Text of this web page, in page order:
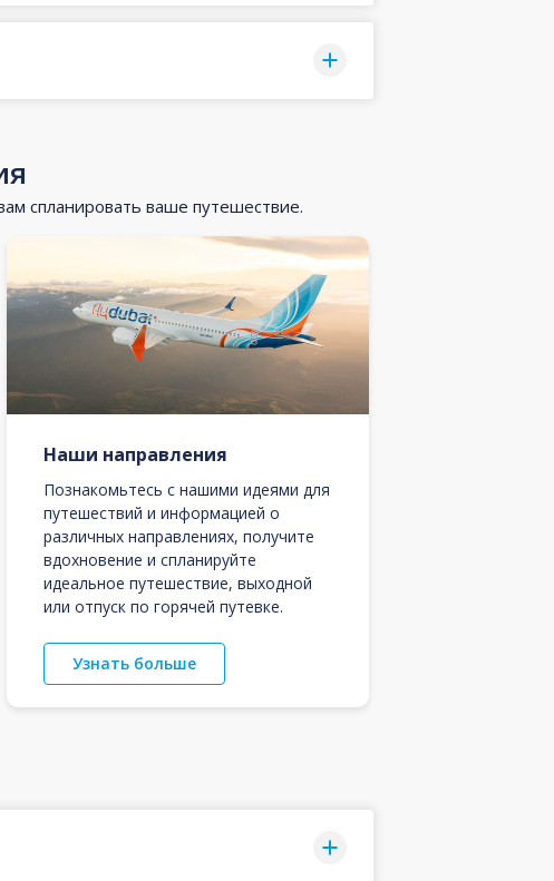
спланировать ваше путешествие.
Наши направления
Познакомьтесь с нашими идеями для
путешествий и информацией о
различных направлениях, получите
вдохновение и спланируйте
идеальное путешествие, выходной
или отпуск по горячей путевке.
Узнать больше